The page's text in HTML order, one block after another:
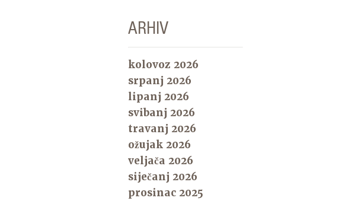
ARHIV
kolovoz 2026
srpanj 2026
lipanj 2026
svibanj 2026
travanj 2026
ožujak 2026
veljača 2026
siječanj 2026
prosinac 2025